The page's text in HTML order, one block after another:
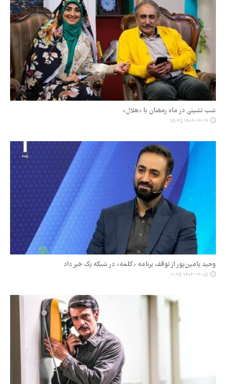
شب نشینی‌ در ماه رمضان با «هلال»
۱۴۰۳-۱۲-۱۹ ۱۵:۳۵
وحید یامین‌پور از توقف برنامه «کلمه» در شبکه یک خبر داد
۱۴۰۳-۱۲-۰۵ ۱۱:۲۵